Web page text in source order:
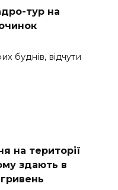
тур на
буднів, відчути
на території
здають в